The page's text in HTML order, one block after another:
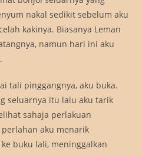
nakal sedikit sebelum aku
kakinya. Biasanya Leman
namun hari ini aku
tali pinggangnya, aku buka.
seluarnya itu lalu aku tarik
sahaja perlakuan
aku menarik
buku lali, meninggalkan